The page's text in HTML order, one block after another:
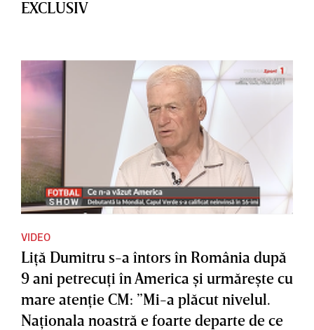
EXCLUSIV
VIDEO
Liţă Dumitru s-a întors în România după
9 ani petrecuţi în America şi urmăreşte cu
mare atenţie CM: ”Mi-a plăcut nivelul.
Naţionala noastră e foarte departe de ce